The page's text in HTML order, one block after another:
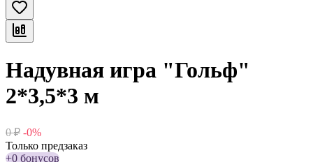
Надувная игра "Гольф"
2*3,5*3 м
0 ₽ -0%
Только предзаказ
+0 бонусов